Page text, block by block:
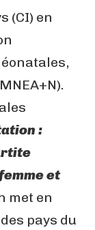
(CI) en
:
et
met en
pays du